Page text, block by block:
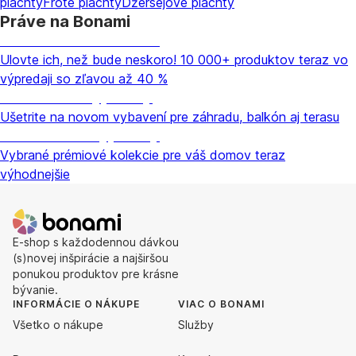
Práve na Bonami
Ulovte ich, než bude neskoro! 10 000+ produktov teraz vo
výpredaji so zľavou až 40 %
Ušetrite na novom vybavení pre záhradu, balkón aj terasu
Vybrané prémiové kolekcie pre váš domov teraz
výhodnejšie
E-shop s každodennou dávkou
(s)novej inšpirácie a najširšou
ponukou produktov pre krásne
bývanie.
INFORMÁCIE O NÁKUPE
Všetko o nákupe
VIAC O BONAMI
Služby